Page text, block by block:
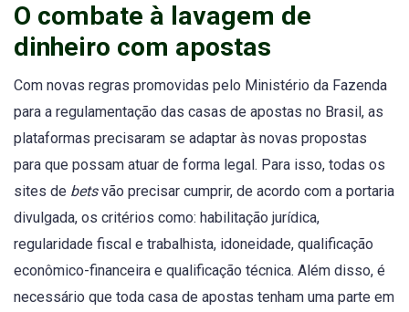
O combate à lavagem de
dinheiro com apostas
Com novas regras promovidas pelo Ministério da Fazenda
para a regulamentação das casas de apostas no Brasil, as
plataformas precisaram se adaptar às novas propostas
para que possam atuar de forma legal. Para isso, todas os
sites de betsvão precisar cumprir, de acordo com a portaria
divulgada, os critérios como: habilitação jurídica,
regularidade fiscal e trabalhista, idoneidade, qualificação
econômico-financeira e qualificação técnica. Além disso, é
necessário que toda casa de apostas tenham uma parte em